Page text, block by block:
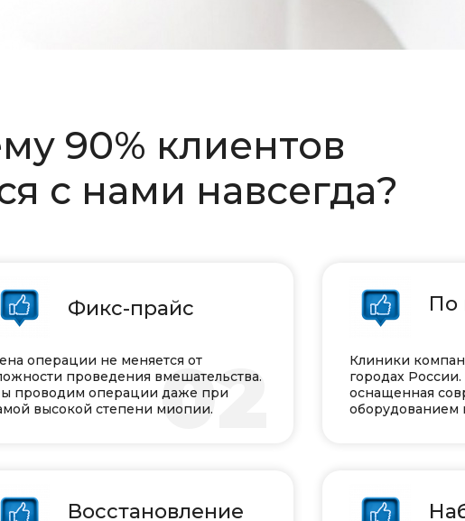
90% клиентов
с нами навсегда?
02
Фикс-прайс По
Восстановление
операции не меняется от
проведения вмешательства.
проводим операции даже при
высокой степени миопии.
Клиники
городах
оснащенная
оборудованием